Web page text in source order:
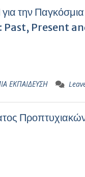
για την
Present
ΕΚΠΑΙΔΕΥΣΗ